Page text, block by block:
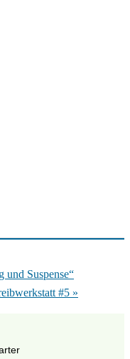
und Suspense“
#5 »